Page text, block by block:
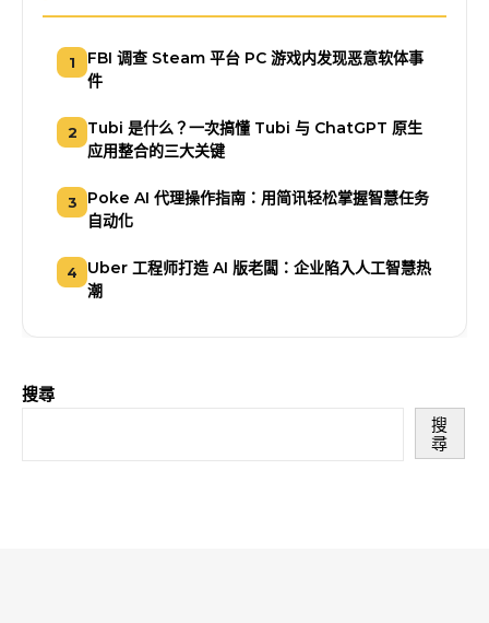
1
FBI 调查 Steam 平台 PC 游戏内发现恶意软体事
件
2
Tubi 是什么？一次搞懂 Tubi 与 ChatGPT 原生
应用整合的三大关键
3
Poke AI 代理操作指南：用简讯轻松掌握智慧任务
自动化
4
Uber 工程师打造 AI 版老闆：企业陷入人工智慧热
潮
搜尋
搜
尋